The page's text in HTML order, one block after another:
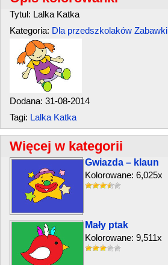
Tytul: Lalka Katka
Kategoria: Dla przedszkolaków Zabawki
Dodana: 31-08-2014
Tagi: Lalka Katka
Więcej w kategorii
Gwiazda – klaun
Kolorowane: 6,025x
Mały ptak
Kolorowane: 9,511x